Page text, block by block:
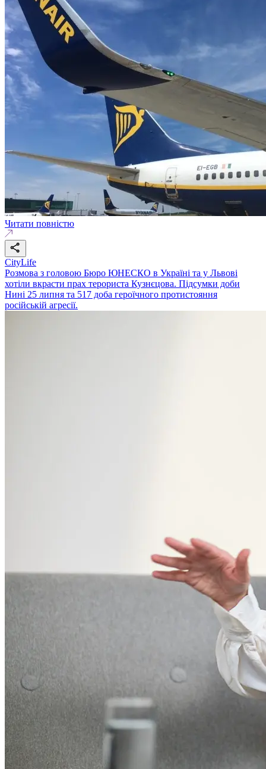
Читати повністю
CityLife
Розмова з головою Бюро ЮНЕСКО в Україні та у Львові
хотіли вкрасти прах терориста Кузнєцова. Підсумки доби
Нині 25 липня та 517 доба героїчного протистояння
російській агресії.